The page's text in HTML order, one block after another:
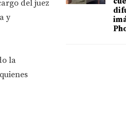
del juez
y
la